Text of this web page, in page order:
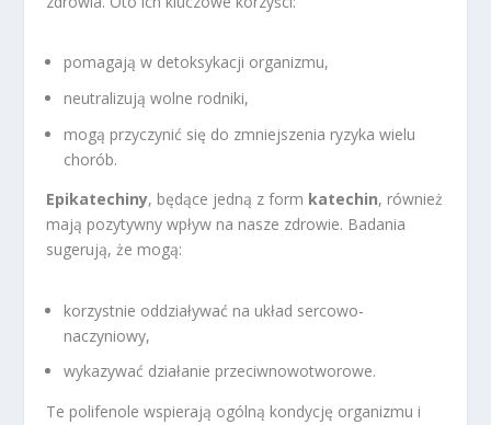
pomagają w detoksykacji organizmu,
neutralizują wolne rodniki,
mogą przyczynić się do zmniejszenia ryzyka wielu
chorób.
Epikatechiny, będące jedną z form katechin, również
mają pozytywny wpływ na nasze zdrowie. Badania
sugerują, że mogą:
korzystnie oddziaływać na układ sercowo-
naczyniowy,
wykazywać działanie przeciwnowotworowe.
Te polifenole wspierają ogólną kondycję organizmu i